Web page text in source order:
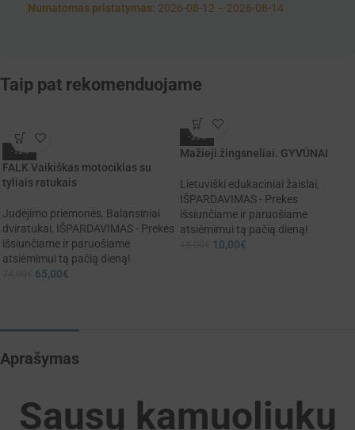
Numatomas pristatymas: 2026-08-12 – 2026-08-14
Taip pat rekomenduojame
-13%
FALK Vaikiškas motociklas su
tyliais ratukais
Judėjimo priemonės, Balansiniai
dviratukai, IŠPARDAVIMAS - Prekes
išsiunčiame ir paruošiame
atsiėmimui tą pačią dieną!
65,00€
-33%
Mažieji žingsneliai. GYVŪNAI
Lietuviški edukaciniai žaislai,
IŠPARDAVIMAS - Prekes
išsiunčiame ir paruošiame
atsiėmimui tą pačią dieną!
10,00€
Aprašymas
Sausų kamuoliukų